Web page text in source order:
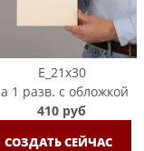
E_21х30
1 разв. с обложкой
410 руб
СОЗДАТЬ СЕЙЧАС